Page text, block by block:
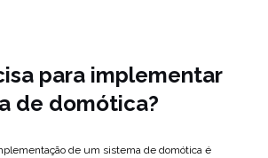
para implementar
de domótica?
de um sistema de domótica é